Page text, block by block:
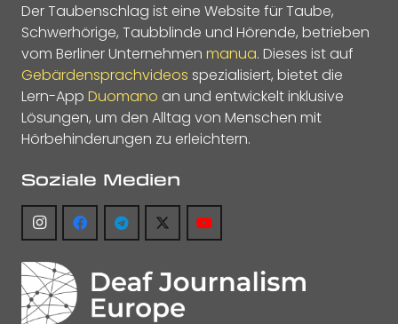
Der Taubenschlag ist eine Website für Taube,
Schwerhörige, Taubblinde und Hörende, betrieben
vom Berliner Unternehmen manua. Dieses ist auf
Gebärdensprachvideos spezialisiert, bietet die
Lern-App Duomano an und entwickelt inklusive
Lösungen, um den Alltag von Menschen mit
Hörbehinderungen zu erleichtern.
Soziale Medien